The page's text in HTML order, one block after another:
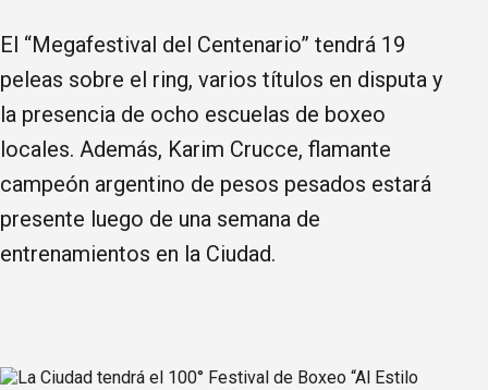
El “Megafestival del Centenario” tendrá 19
peleas sobre el ring, varios títulos en disputa y
la presencia de ocho escuelas de boxeo
locales. Además, Karim Crucce, flamante
campeón argentino de pesos pesados estará
presente luego de una semana de
entrenamientos en la Ciudad.